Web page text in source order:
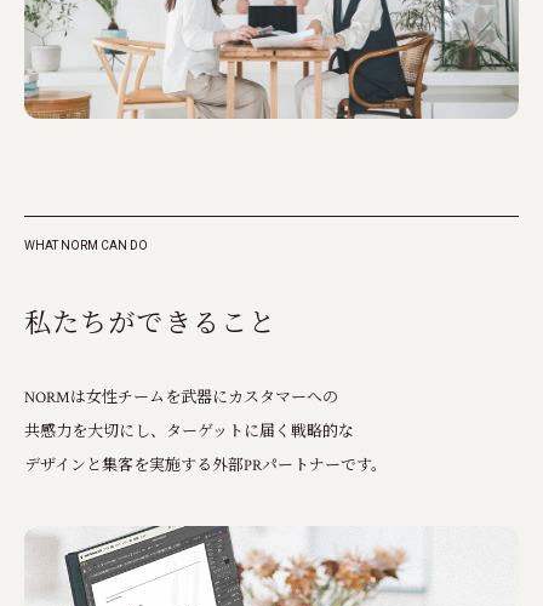
WHAT NORM CAN DO
私たち がで き る こ と
NORMは女性チームを武器にカスタマーへの
共感力を大切にし、
ターゲットに届く戦略的な
デザインと集客を実施する外部PRパートナーです。